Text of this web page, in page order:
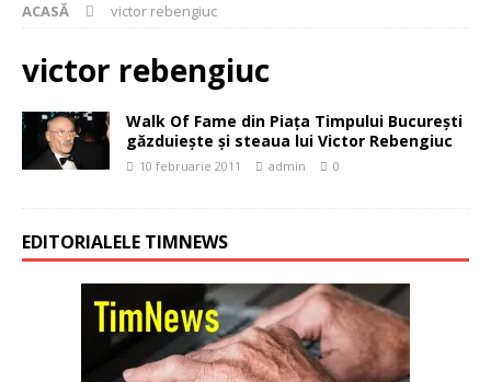
ACASĂ victor rebengiuc
victor rebengiuc
Walk Of Fame din Piaţa Timpului Bucureşti
găzduieşte şi steaua lui Victor Rebengiuc
10 februarie 2011 admin 0
EDITORIALELE TIMNEWS